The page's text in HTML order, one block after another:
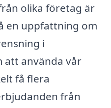
olika företag är
en uppfattning om
i
att använda vår
få flera
från